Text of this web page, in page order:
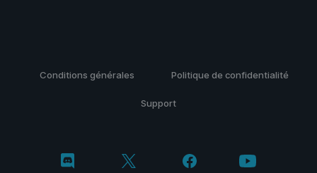
Conditions générales Politique de confidentialité
Support